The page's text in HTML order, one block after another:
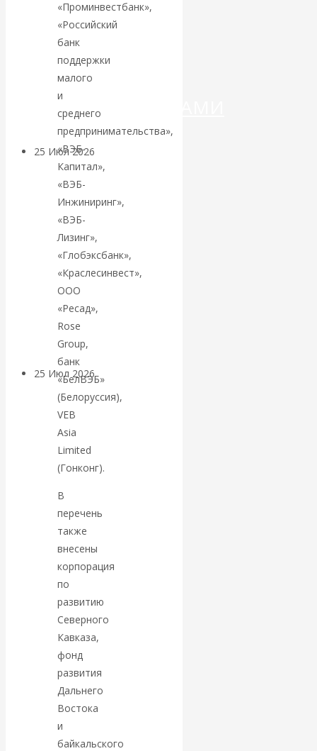
ДЕНЕГ»: КИТАЙ
ВЕДЁТ БОРЬБУ
КРИПТОВАЛЮТАМИ
25 Июл 2026
Валентин
КАтасонов.
Может ли
Америка
покинуть НАТО?
25 Июл 2026Комментарии,
интервью и беседы
«Об этом
молчат»:
экономист
Валентин
Катасонов
считает, что
кризис в
банковской
сфере России
уже начался
«Проминвестбанк»,
«Российский
банк
поддержки
малого
и
среднего
предпринимательства»,
«ВЭБ-
Капитал»,
«ВЭБ-
Инжиниринг»,
«ВЭБ-
Лизинг»,
«Глобэксбанк»,
«Краслесинвест»,
ООО
«Ресад»,
Rose
Group,
банк
«БелВЭБ»
(Белоруссия),
VEB
Asia
Limited
(Гонконг).
В
перечень
также
внесены
корпорация
по
развитию
Северного
Кавказа,
фонд
развития
Дальнего
Востока
и
байкальского